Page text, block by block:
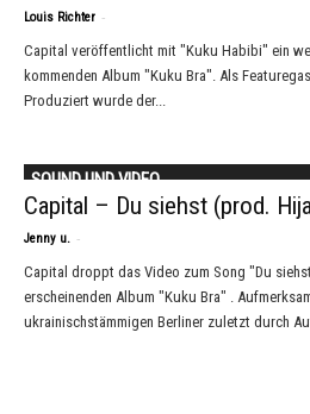
Louis Richter -
Capital veröffentlicht mit "Kuku Habibi" ein
kommenden Album "Kuku Bra". Als
Produziert wurde der...
SOUND UND VIDEO
Capital – Du siehst (prod.
Jenny u. -
Capital droppt das Video zum Song "Du
erscheinenden Album "Kuku Bra" .
ukrainischstämmigen Berliner zuletzt durch